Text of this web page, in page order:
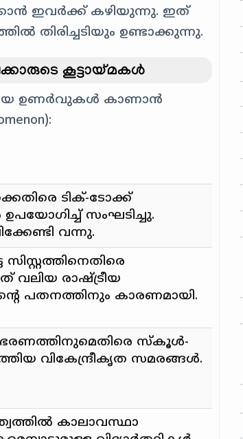
ഇവർക്ക് കഴിയുന്നു. ഇത്
തിരിച്ചടിയും ഉണ്ടാക്കുന്നു.
കൂട്ടായ്മകൾ
ഉണർവുകൾ കാണാൻ
ടിക്-ടോക്ക്
സംഘടിച്ചു.
വന്നു.
വലിയ രാഷ്ട്രീയ
പതനത്തിനും കാരണമായി.
സ്കൂൾ-
വികേന്ദ്രീകൃത സമരങ്ങൾ.
കാലാവസ്ഥാ